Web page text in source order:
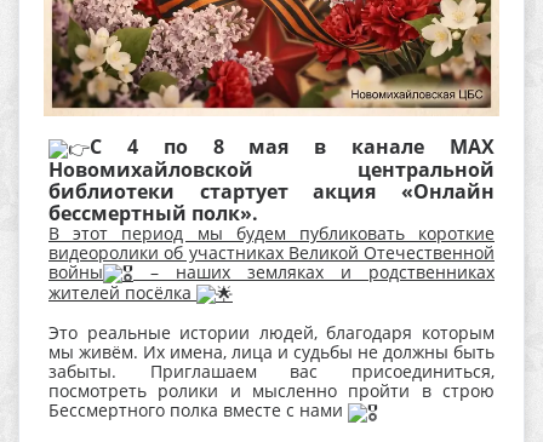
С 4 по 8 мая в канале МАХ
Новомихайловской центральной
библиотеки стартует акция «Онлайн
бессмертный полк».
В этот период мы будем публиковать короткие
видеоролики об участниках Великой Отечественной
войны
– наших земляках и родственниках
жителей посёлка
Это реальные истории людей, благодаря которым
мы живём. Их имена, лица и судьбы не должны быть
забыты. Приглашаем вас присоединиться,
посмотреть ролики и мысленно пройти в строю
Бессмертного полка вместе с нами